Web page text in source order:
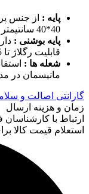
پایه :
40*40 سانتیمتر می باشد.
پایه بوشنی :
قابلیت رگلاژ تا 5 سانتیمتر می باشد به فرم 4 پهلو.
شعله ها :
مانیسمان در
گارانتی اصالت و
زمان و هزینه ارسال
ارتباط با
استعلام قیمت کالا